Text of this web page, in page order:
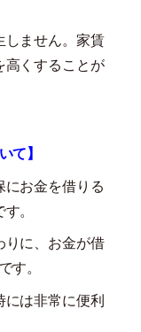
ません。家賃
高くすることが
て】
お金を借りる
。
りに、お金が借
す。
は非常に便利